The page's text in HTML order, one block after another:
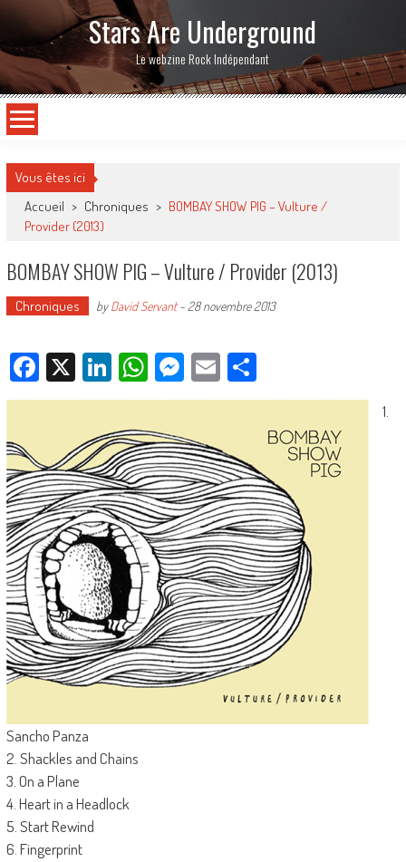
Stars Are Underground
Le webzine Rock Indépendant
Vous êtes ici
Accueil > Chroniques > BOMBAY SHOW PIG – Vulture /
Provider (2013)
BOMBAY SHOW PIG – Vulture / Provider (2013)
Chroniques byDavid Servant- 28 novembre 2013
Facebook
X LinkedIn
WhatsApp
Messenger
EmailPartager
1.
Sancho Panza
2. Shackles and Chains
3. On a Plane
4. Heart in a Headlock
5. Start Rewind
6. Fingerprint